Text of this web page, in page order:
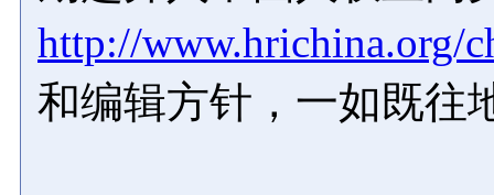
http://www.hrichina.org/
和编辑方针，一如既往